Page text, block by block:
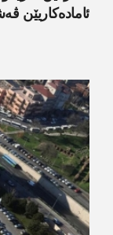
ئامادەکاریێن